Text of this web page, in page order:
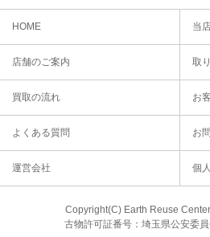
HOME 当
店舗のご案内 取
買取の流れ お
よくある質問 お
運営会社 個
Copyright(C) Earth Reuse
古物許可証番号：埼玉県公安委